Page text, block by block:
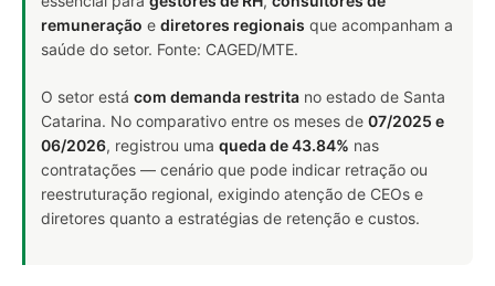
remuneração e diretores regionais que acompanham a
saúde do setor. Fonte: CAGED/MTE.
O setor está com demanda restrita no estado de Santa
Catarina. No comparativo entre os meses de 07/2025 e
06/2026, registrou uma queda de 43.84% nas
contratações — cenário que pode indicar retração ou
reestruturação regional, exigindo atenção de CEOs e
diretores quanto a estratégias de retenção e custos.